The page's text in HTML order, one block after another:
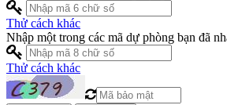
Thử cách khác
Nhập một trong các mã dự phòng bạn đã
Thử cách khác